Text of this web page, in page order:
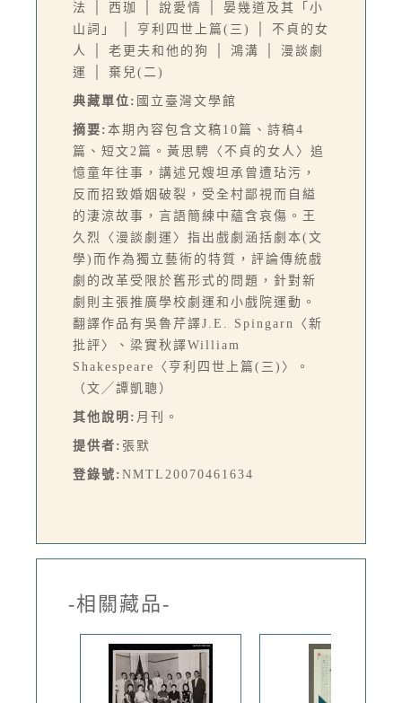
法 │ 西珈 │ 說愛情 │ 晏幾道及其「小
山詞」 │ 亨利四世上篇(三) │ 不貞的女
人 │ 老更夫和他的狗 │ 鴻溝 │ 漫談劇
運 │ 棄兒(二)
典藏單位: 國立臺灣文學館
摘要: 本期內容包含文稿10篇、詩稿4
篇、短文2篇。黃思騁〈不貞的女人〉追
憶童年往事，講述兄嫂坦承曾遭玷污，
反而招致婚姻破裂，受全村鄙視而自縊
的淒涼故事，言語簡練中蘊含哀傷。王
久烈〈漫談劇運〉指出戲劇涵括劇本(文
學)而作為獨立藝術的特質，評論傳統戲
劇的改革受限於舊形式的問題，針對新
劇則主張推廣學校劇運和小戲院運動。
翻譯作品有吳魯芹譯J.E. Spingarn〈新
批評〉、梁實秋譯William
Shakespeare〈亨利四世上篇(三)〉。
（文╱譚凱聰）
其他說明: 月刊。
提供者: 張默
登錄號: NMTL20070461634
-相關藏品-